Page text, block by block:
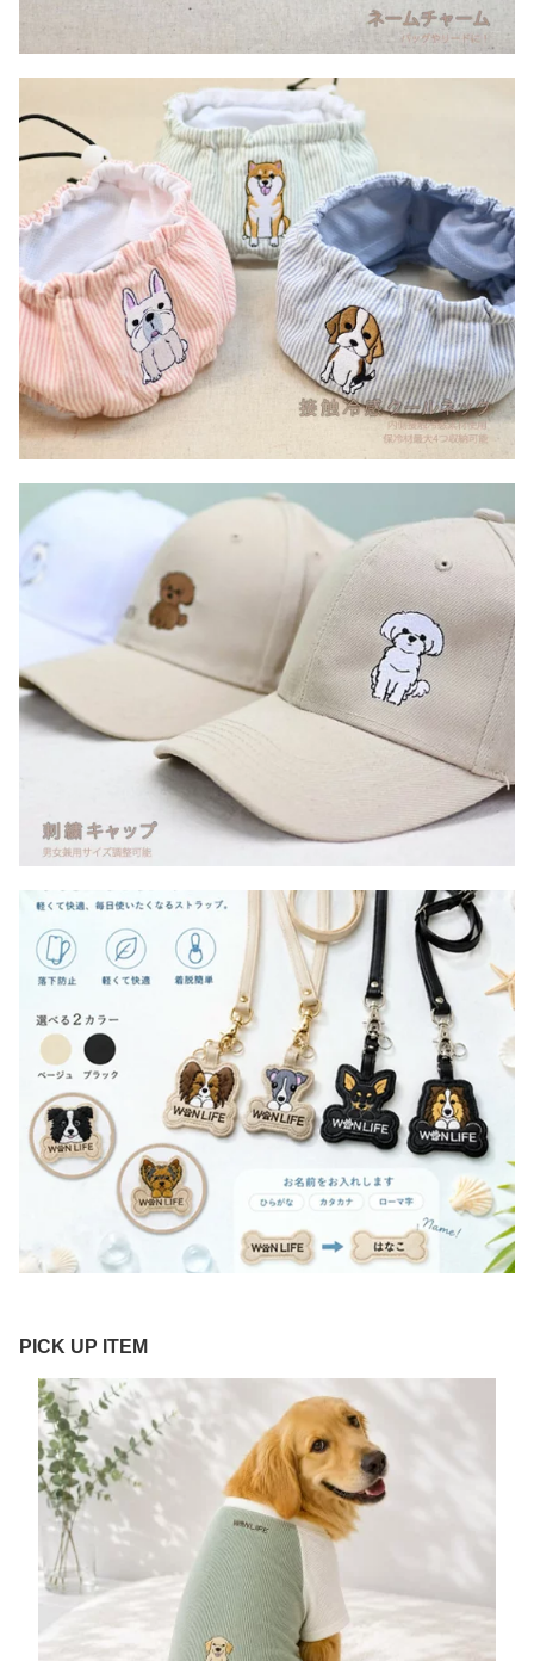
PICK UP ITEM